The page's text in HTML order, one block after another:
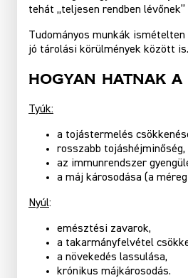
tehát „teljesen rendben
Tudományos munkák
jó tárolási körülmények között is.
Hogyan Hatnak
Tyúk:
a tojástermelés
rosszabb tojáshéjminőség,
az immunrendszer
a máj károsodása (a
Nyúl:
emésztési zavarok,
a takarmányfelvétel
a növekedés lassulása,
krónikus májkárosodás.